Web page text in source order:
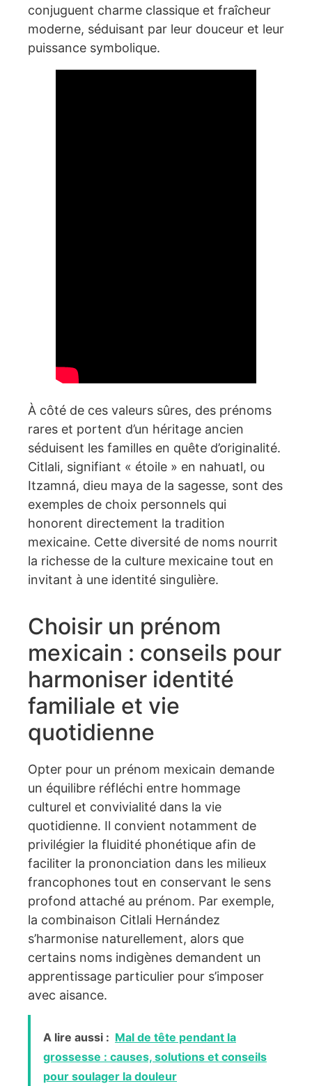
conjuguent charme classique et fraîcheur
moderne, séduisant par leur douceur et leur
puissance symbolique.
À côté de ces valeurs sûres, des prénoms
rares et portent d’un héritage ancien
séduisent les familles en quête d’originalité.
Citlali, signifiant « étoile » en nahuatl, ou
Itzamná, dieu maya de la sagesse, sont des
exemples de choix personnels qui
honorent directement la tradition
mexicaine. Cette diversité de noms nourrit
la richesse de la culture mexicaine tout en
invitant à une identité singulière.
Choisir un prénom
mexicain : conseils pour
harmoniser identité
familiale et vie
quotidienne
Opter pour un prénom mexicain demande
un équilibre réfléchi entre hommage
culturel et convivialité dans la vie
quotidienne. Il convient notamment de
privilégier la fluidité phonétique afin de
faciliter la prononciation dans les milieux
francophones tout en conservant le sens
profond attaché au prénom. Par exemple,
la combinaison Citlali Hernández
s’harmonise naturellement, alors que
certains noms indigènes demandent un
apprentissage particulier pour s’imposer
avec aisance.
A lire aussi : Mal de tête pendant la
grossesse : causes, solutions et conseils
pour soulager la douleur